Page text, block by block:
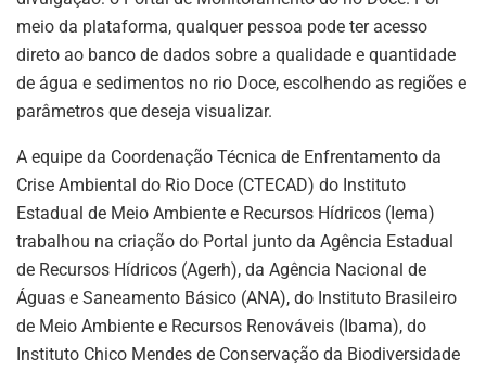
meio da plataforma, qualquer pessoa pode ter acesso
direto ao banco de dados sobre a qualidade e quantidade
de água e sedimentos no rio Doce, escolhendo as regiões e
parâmetros que deseja visualizar.
A equipe da Coordenação Técnica de Enfrentamento da
Crise Ambiental do Rio Doce (CTECAD) do Instituto
Estadual de Meio Ambiente e Recursos Hídricos (Iema)
trabalhou na criação do Portal junto da Agência Estadual
de Recursos Hídricos (Agerh), da Agência Nacional de
Águas e Saneamento Básico (ANA), do Instituto Brasileiro
de Meio Ambiente e Recursos Renováveis (Ibama), do
Instituto Chico Mendes de Conservação da Biodiversidade